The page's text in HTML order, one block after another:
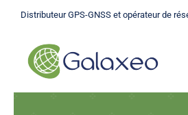
Passer
contenu
Distributeur GPS-GNSS et opérateur de